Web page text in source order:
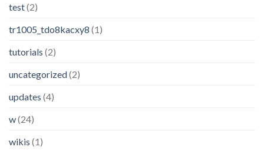
test(2)
tr1005_tdo8kacxy8 (1)
tutorials (2)
uncategorized(2)
updates (4)
w(24)
wikis (1)